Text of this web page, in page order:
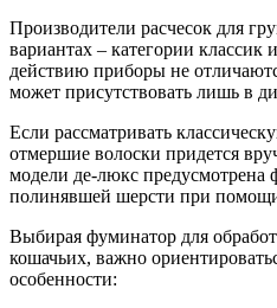
Производители расчесок для
вариантах – категории
действию приборы не
может присутствовать лишь в
Если рассматривать
отмершие волоски придется
модели де-люкс предусмотрена
полинявшей шерсти при
Выбирая фуминатор для
кошачьих, важно
особенности: